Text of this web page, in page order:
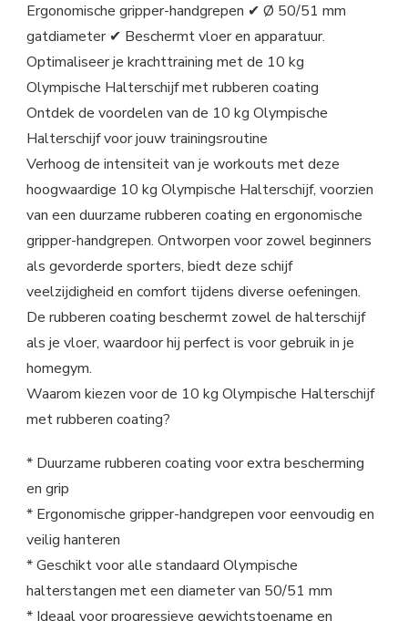
Ergonomische gripper-handgrepen ✔ Ø 50/51 mm
gatdiameter ✔ Beschermt vloer en apparatuur.
Optimaliseer je krachttraining met de 10 kg
Olympische Halterschijf met rubberen coating
Ontdek de voordelen van de 10 kg Olympische
Halterschijf voor jouw trainingsroutine
Verhoog de intensiteit van je workouts met deze
hoogwaardige 10 kg Olympische Halterschijf, voorzien
van een duurzame rubberen coating en ergonomische
gripper-handgrepen. Ontworpen voor zowel beginners
als gevorderde sporters, biedt deze schijf
veelzijdigheid en comfort tijdens diverse oefeningen.
De rubberen coating beschermt zowel de halterschijf
als je vloer, waardoor hij perfect is voor gebruik in je
homegym.
Waarom kiezen voor de 10 kg Olympische Halterschijf
met rubberen coating?
* Duurzame rubberen coating voor extra bescherming
en grip
* Ergonomische gripper-handgrepen voor eenvoudig en
veilig hanteren
* Geschikt voor alle standaard Olympische
halterstangen met een diameter van 50/51 mm
* Ideaal voor progressieve gewichtstoename en